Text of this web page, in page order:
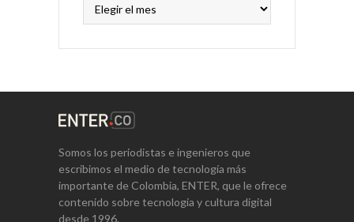
Somos los periodistas e ingenieros que
escribimos el medio de tecnología más
importante de Colombia, ENTER, que le ofrece
contenido sobre tecnología y cultura digital
desde 1996.